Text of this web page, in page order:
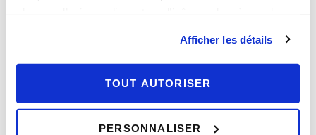
Afficher les détails
TOUT AUTORISER
PERSONNALISER